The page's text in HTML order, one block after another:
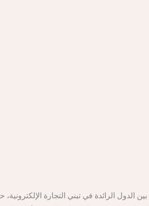
الدول الرائدة في تبني التجارة